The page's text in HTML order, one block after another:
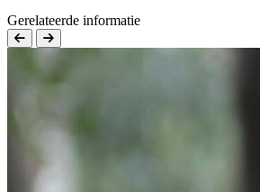
Gerelateerde informatie